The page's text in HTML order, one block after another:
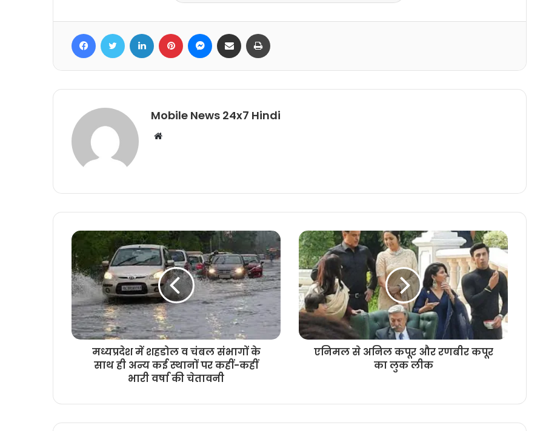
FacebookTwitter LinkedIn Pinterest Messenger
Share via Email
Mobile News 24x7 Hindi
Website
मध्यप्रदेश में शहडोल व चंबल संभागों के
साथ ही अन्य कई स्थानों पर कहीं-कहीं
भारी वर्षा की चेतावनी
एनिमल से अनिल कपूर और रणबीर कपूर
का लुक लीक